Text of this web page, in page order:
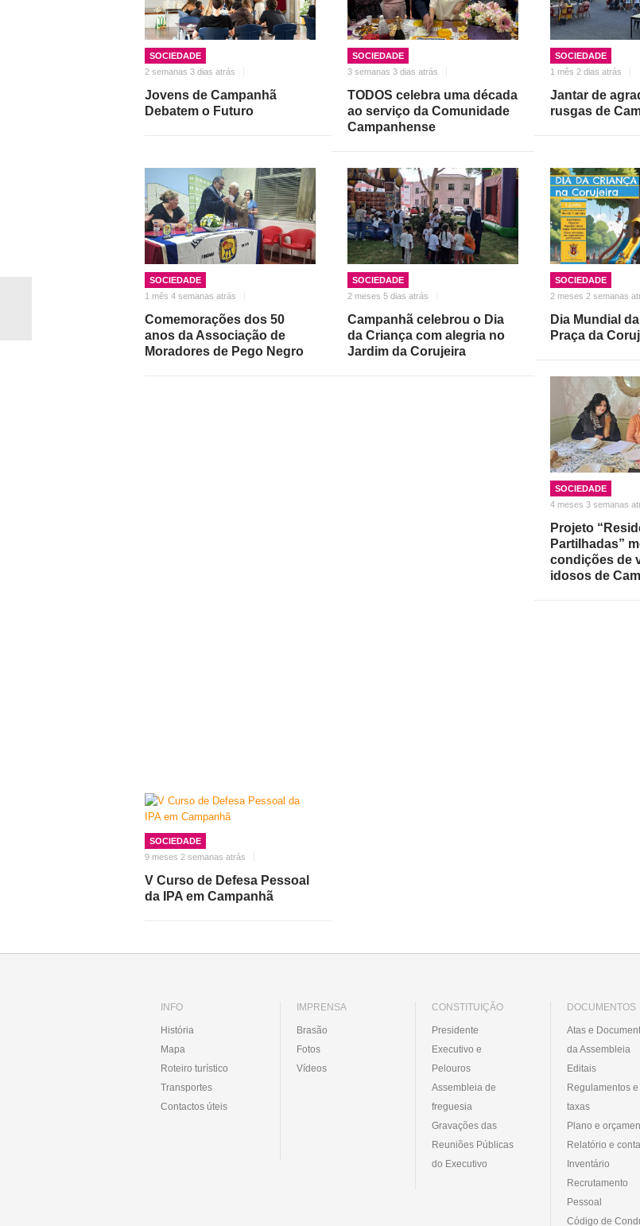
SOCIEDADE
2 semanas 3 dias atrás
Jovens de Campanhã
Debatem o Futuro
SOCIEDADE
3 semanas 3 dias atrás
TODOS celebra uma década
ao serviço da Comunidade
Campanhense
SOCIEDADE
1 mês 2 dias atrás
Jantar de
rusgas de
SOCIEDADE
1 mês 4 semanas atrás
Comemorações dos 50
anos da Associação de
Moradores de Pego Negro
SOCIEDADE
2 meses 5 dias atrás
Campanhã celebrou o Dia
da Criança com alegria no
Jardim da Corujeira
SOCIEDADE
2 meses 2 semanas
Dia Mundial
Praça da
SOCIEDADE
4 meses 3 semanas
Projeto
Partilhadas”
condições de
idosos de
SOCIEDADE
9 meses 2 semanas atrás
V Curso de Defesa Pessoal
da IPA em Campanhã
INFO
História
Mapa
Roteiro turístico
Transportes
Contactos úteis
IMPRENSA
Brasão
Fotos
Vídeos
CONSTITUIÇÃO
Presidente
Executivo e
Pelouros
Assembleia de
freguesia
Gravações das
Reuniões Públicas
do Executivo
DOCUMENTOS
Atas e
da Assembleia
Editais
Regulamentos e
taxas
Plano e
Relatório e
Inventário
Recrutamento
Pessoal
Código de